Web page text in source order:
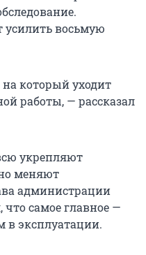
усилить восьмую
который уходит
работы, — рассказал
укрепляют
меняют
администрации
что самое главное —
в эксплуатации.